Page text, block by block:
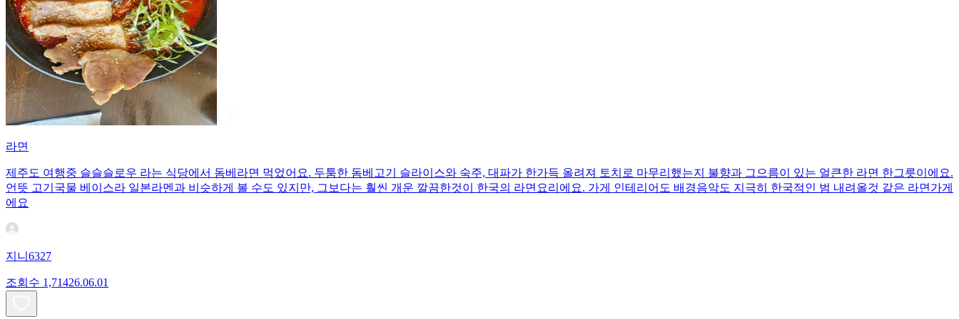
라면
제주도 여행중 슬슬슬로우 라는 식당에서 돔베라면 먹었어요. 두툼한 돔베고기 슬라이스와 숙주, 대파가 한가득 올려져 토치로 마무리했는지 불향과 그으름이 있는 얼큰한 라면 한그릇이에요.
언뜻 고기국물 베이스라 일본라멘과 비슷하게 볼 수도 있지만, 그보다는 훨씬 개운 깔끔한것이 한국의 라면요리에요. 가게 인테리어도 배경음악도 지극히 한국적인 범 내려올것 같은 라면가게
에요
지니6327
조회수 1,71426.06.01